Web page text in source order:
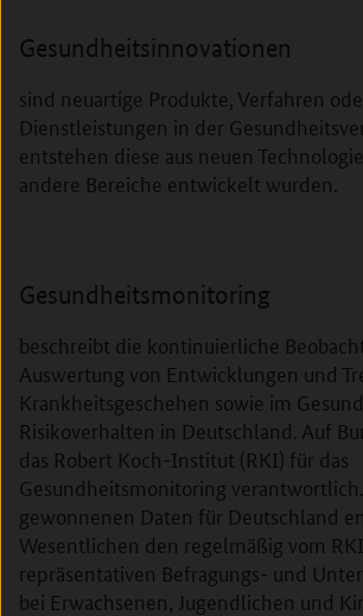
Gesundheitsinnovationen
sind neuartige Produkte, Verfahren
Dienstleistungen in der
entstehen diese aus neuen
andere Bereiche entwickelt wurden.
Gesundheitsmonitoring
beschreibt die kontinuierliche
Auswertung von Entwicklungen und
Krankheitsgeschehen sowie im
Risikoverhalten in Deutschland. Auf
das Robert Koch-Institut (RKI) für das
Gesundheitsmonitoring
gewonnenen Daten für Deutschland
Wesentlichen den regelmäßig vom
repräsentativen Befragungs- und
bei Erwachsenen, Jugendlichen und